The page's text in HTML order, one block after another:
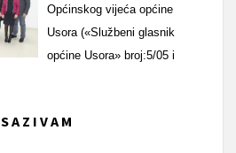
Općinskog vijeća općine
Usora («Službeni glasnik
općine Usora» broj:5/05 i
S A Z I V A M